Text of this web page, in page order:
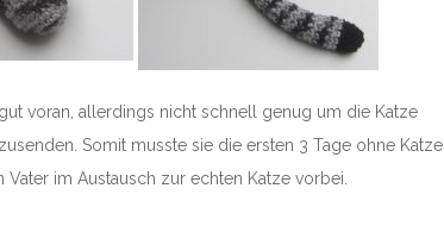
voran, allerdings nicht schnell genug um die Katze
Somit musste sie die ersten 3 Tage ohne Katze
im Austausch zur echten Katze vorbei.